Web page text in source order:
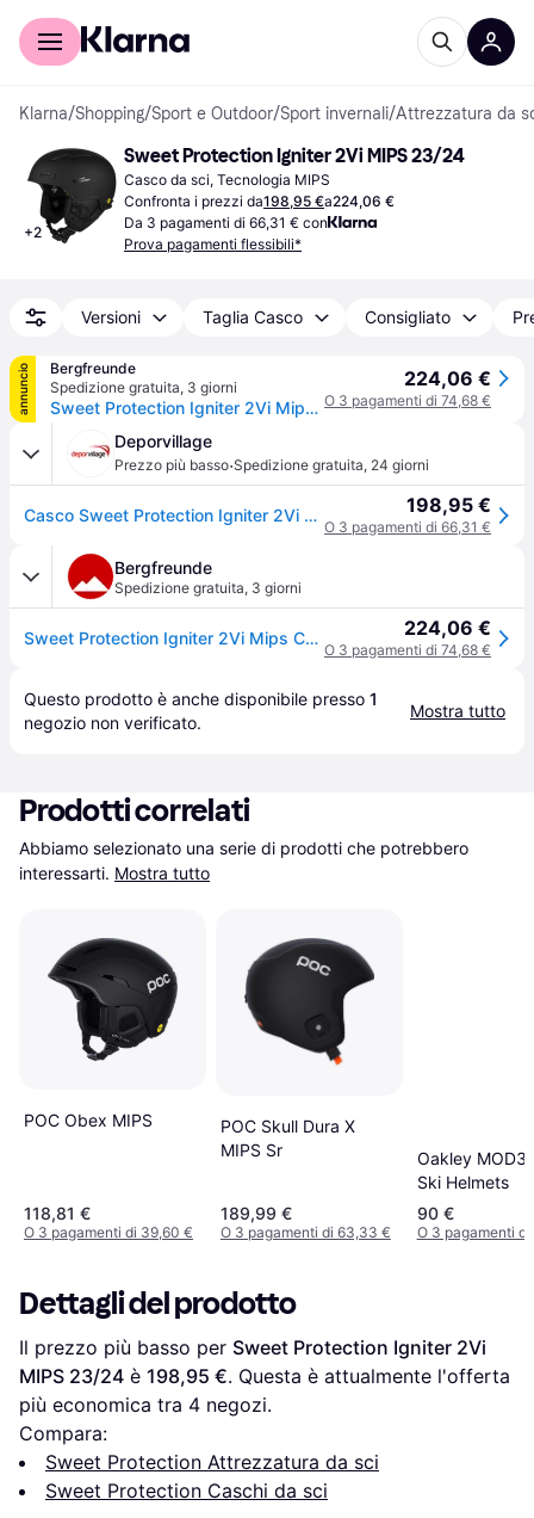
Per il tuo shopping
Klarna/Shopping/Sport e Outdoor/Sport invernali/Attrezzatura da
+2
Sweet Protection Igniter 2Vi MIPS 23/24
Casco da sci, Tecnologia MIPS
Confronta i prezzi da198,95 €a224,06 €
Da 3 pagamenti di 66,31 € con
Prova pagamenti flessibili*
Versioni Taglia Casco Consigliato
annuncio
Bergfreunde
Spedizione gratuita, 3 giorni
Sweet Protection Igniter 2Vi Mips Casco da sci (53-56 cm - S/M, nero) - Nero
224,06 €
O 3 pagamenti di 74,68 €
Deporvillage
Prezzo più basso·Spedizione gratuita, 24 giorni
Casco Sweet Protection Igniter 2Vi MIPS nero - S-M - Black 198,95 €
O 3 pagamenti di 66,31 €
Bergfreunde
Spedizione gratuita, 3 giorni
Sweet Protection Igniter 2Vi Mips Casco da sci (53-56 cm - S/M, nero) - Nero 224,06 €
O 3 pagamenti di 74,68 €
Questo prodotto è anche disponibile presso 1
negozio non verificato.
Mostra tutto
Prodotti correlati
Abbiamo selezionato una serie di prodotti che potrebbero
interessarti. Mostra tutto
POC Obex MIPS
118,81 €
O 3 pagamenti di 39,60 €
POC Skull Dura X
MIPS Sr
189,99 €
O 3 pagamenti di 63,33 €
Oakley MOD3
Ski Helmets
90 €
O 3 pagamenti
Dettagli del prodotto
Il prezzo più basso per Sweet Protection Igniter 2Vi
MIPS 23/24 è 198,95 €. Questa è attualmente l'offerta
più economica tra 4 negozi.
Compara:
Sweet Protection Attrezzatura da sci
Sweet Protection Caschi da sci